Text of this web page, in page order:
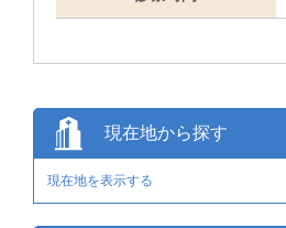
現在地から探す
現在地を表示する